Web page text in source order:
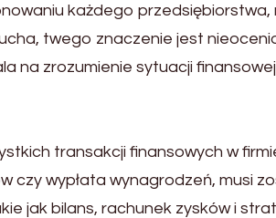
każdego przedsiębiorstwa,
twego znaczenie jest
na zrozumienie sytuacji
transakcji finansowych w
czy wypłata wynagrodzeń, musi
jak bilans, rachunek zysków i